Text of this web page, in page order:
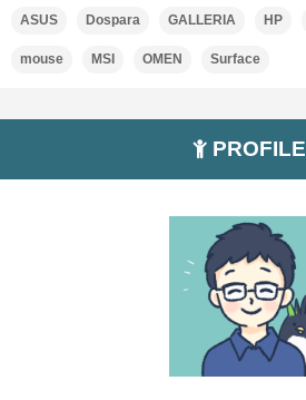
ASUS Dospara GALLERIA HP
mouse MSI OMEN Surface
PROFILE